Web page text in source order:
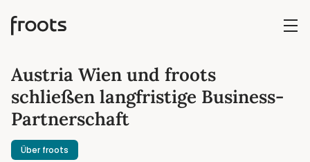
Austria Wien und froots
schließen langfristige Business-
Partnerschaft
Über froots